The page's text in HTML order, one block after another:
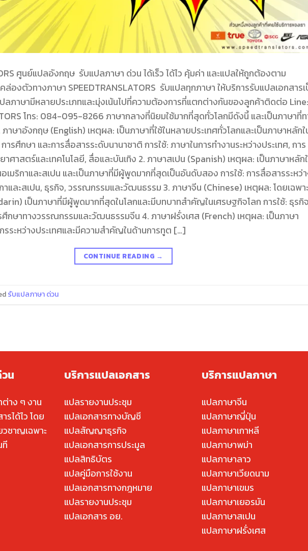
ศูนย์แปลอังกฤษ รับแปลภาษา ด่วน ได้เร็ว ได้ไว คุ้มค่า และแปลให้ถูกต้องตาม
องตัวทางภาษา SPEEDTRANSLATORS รับแปลทุกภาษา ให้บริการรับแปลเอกสาร
ลภาษามีหลายประเภทและมุ่งเน้นไปที่ความต้องการที่แตกต่างกันของลูกค้าติดต่อ Line:
โทร: 084-095-8266 ภาษากลางที่นิยมใช้มากที่สุดทั่วโลกมีดังนี้ และเป็นภาษาที่
ภาษาอังกฤษ (English) เหตุผล: เป็นภาษาที่ใช้ในหลายประเทศทั่วโลกและเป็นภาษาหลัก
ารศึกษา และการสื่อสารระดับนานาชาติ การใช้: ภาษาในการทำงานระหว่างประเทศ, การ
ศาสตร์และเทคโนโลยี, สื่อและบันเทิง 2. ภาษาสเปน (Spanish) เหตุผล: เป็นภาษาหลัก
เมริกาและสเปน และเป็นภาษาที่มีผู้พูดมากที่สุดเป็นอันดับสอง การใช้: การสื่อสารระหว่
าและสเปน, ธุรกิจ, วรรณกรรมและวัฒนธรรม 3. ภาษาจีน (Chinese) เหตุผล: โดยเฉพา
เป็นภาษาที่มีผู้พูดมากที่สุดในโลกและมีบทบาทสำคัญในเศรษฐกิจโลก การใช้: ธุรกิ
ศึกษาทางวรรณกรรมและวัฒนธรรมจีน 4. ภาษาฝรั่งเศส (French) เหตุผล: เป็นภาษา
รระหว่างประเทศและมีความสำคัญในด้านการทูต […]
CONTINUE READING →
รับแปลภาษา ด่วน
น
ต่าง ๆ งาน
รได้ไว โดย
ชาญเฉพาะ
ที
บริการแปลเอกสาร
แปลรายงานประชุม
แปลเอกสารทางบัญชี
แปลสัญญาธุรกิจ
แปลเอกสารการประมูล
แปลสิทธิบัตร
แปลคู่มือการใช้งาน
แปลเอกสารทางกฎหมาย
แปลรายงานประชุม
แปลเอกสาร อย.
บริการแปลภาษา
แปลภาษาจีน
แปลภาษาญี่ปุ่น
แปลภาษาเกาหลี
แปลภาษาพม่า
แปลภาษาลาว
แปลภาษาเวียดนาม
แปลภาษาเขมร
แปลภาษาเยอรมัน
แปลภาษาสเปน
แปลภาษาฝรั่งเศส